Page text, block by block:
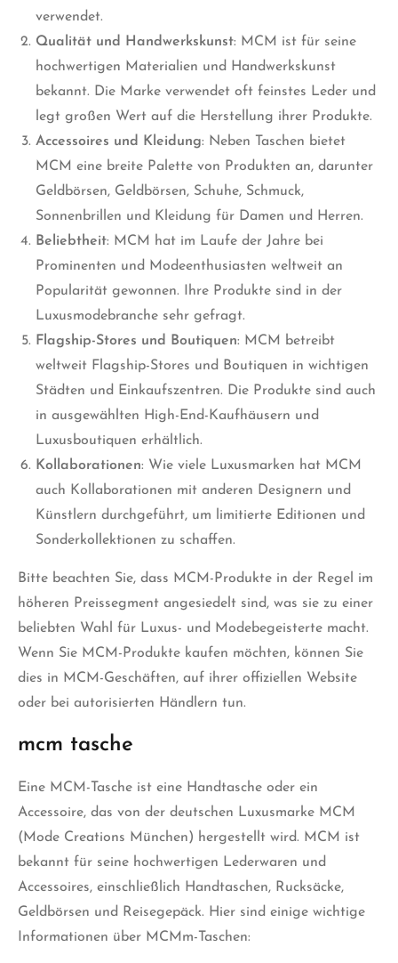
verwendet.
Qualität und Handwerkskunst: MCM ist für seine
hochwertigen Materialien und Handwerkskunst
bekannt. Die Marke verwendet oft feinstes Leder und
legt großen Wert auf die Herstellung ihrer Produkte.
Accessoires und Kleidung: Neben Taschen bietet
MCM eine breite Palette von Produkten an, darunter
Geldbörsen, Geldbörsen, Schuhe, Schmuck,
Sonnenbrillen und Kleidung für Damen und Herren.
Beliebtheit: MCM hat im Laufe der Jahre bei
Prominenten und Modeenthusiasten weltweit an
Popularität gewonnen. Ihre Produkte sind in der
Luxusmodebranche sehr gefragt.
Flagship-Stores und Boutiquen: MCM betreibt
weltweit Flagship-Stores und Boutiquen in wichtigen
Städten und Einkaufszentren. Die Produkte sind auch
in ausgewählten High-End-Kaufhäusern und
Luxusboutiquen erhältlich.
Kollaborationen: Wie viele Luxusmarken hat MCM
auch Kollaborationen mit anderen Designern und
Künstlern durchgeführt, um limitierte Editionen und
Sonderkollektionen zu schaffen.
Bitte beachten Sie, dass MCM-Produkte in der Regel im
höheren Preissegment angesiedelt sind, was sie zu einer
beliebten Wahl für Luxus- und Modebegeisterte macht.
Wenn Sie MCM-Produkte kaufen möchten, können Sie
dies in MCM-Geschäften, auf ihrer offiziellen Website
oder bei autorisierten Händlern tun.
mcm tasche
Eine MCM-Tasche ist eine Handtasche oder ein
Accessoire, das von der deutschen Luxusmarke MCM
(Mode Creations München) hergestellt wird. MCM ist
bekannt für seine hochwertigen Lederwaren und
Accessoires, einschließlich Handtaschen, Rucksäcke,
Geldbörsen und Reisegepäck. Hier sind einige wichtige
Informationen über MCMm-Taschen: